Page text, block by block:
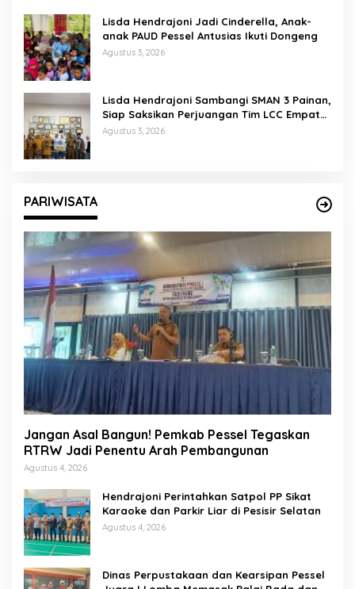
Lisda Hendrajoni Jadi Cinderella, Anak-
anak PAUD Pessel Antusias Ikuti Dongeng
Agustus 3, 2026
Lisda Hendrajoni Sambangi SMAN 3 Painan,
Siap Saksikan Perjuangan Tim LCC Empat
Pilar di Jakarta
Agustus 3, 2026
PARIWISATA
Jangan Asal Bangun! Pemkab Pessel Tegaskan
RTRW Jadi Penentu Arah Pembangunan
Agustus 4, 2026
Hendrajoni Perintahkan Satpol PP Sikat
Karaoke dan Parkir Liar di Pesisir Selatan
Agustus 4, 2026
Dinas Perpustakaan dan Kearsipan Pessel